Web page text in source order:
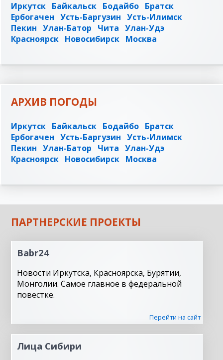
Иркутск Байкальск Бодайбо Братск
Ербогачен Усть-Баргузин Усть-Илимск
Пекин Улан-Батор Чита Улан-Удэ
Красноярск Новосибирск Москва
АРХИВ ПОГОДЫ
Иркутск Байкальск Бодайбо Братск
Ербогачен Усть-Баргузин Усть-Илимск
Пекин Улан-Батор Чита Улан-Удэ
Красноярск Новосибирск Москва
ПАРТНЕРСКИЕ ПРОЕКТЫ
Babr24
Новости Иркутска, Красноярска, Бурятии,
Монголии. Самое главное в федеральной
повестке.
Перейти на сайт
Лица Сибири